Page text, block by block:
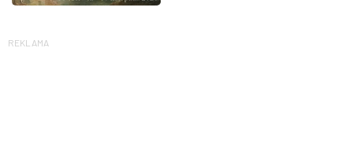
REKLAMA